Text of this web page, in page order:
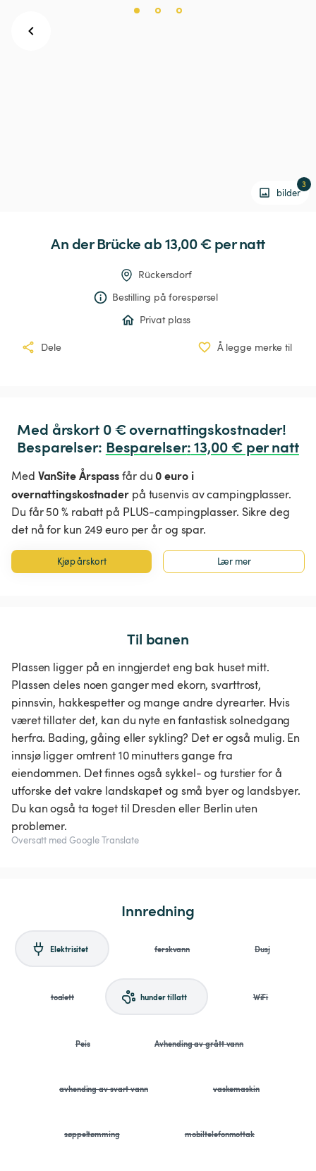
bilder
3
AnderBrücke ab 13,00 € per natt
Rückersdorf
Bestilling på forespørsel
Privat plass
Dele Å legge merke til
Med årskort 0 € overnattingskostnader!
Besparelser: Besparelser: 13,00 € per natt
Med VanSite Årspassfår du0 euro i
overnattingskostnaderpå tusenvis av campingplasser.
Du får 50 % rabatt på PLUS-campingplasser. Sikre deg
det nå for kun 249 euro per år og spar.
Kjøp årskort Lær mer
Til banen
Plassen ligger på en inngjerdet eng bak huset mitt.
Plassen deles noen ganger med ekorn, svarttrost,
pinnsvin, hakkespetter og mange andre dyrearter. Hvis
været tillater det, kan du nyte en fantastisk solnedgang
herfra. Bading, gåing eller sykling? Det er også mulig. En
innsjø ligger omtrent 10 minutters gange fra
eiendommen. Det finnes også sykkel- og turstier for å
utforske det vakre landskapet og små byer og landsbyer.
Du kan også ta toget til Dresden eller Berlin uten
problemer.
Oversatt med Google Translate
Innredning
Elektrisitet ferskvann Dusj
toalett hunder tillatt WiFi
Peis Avhending av grått vann
avhending av svart vann vaskemaskin
søppeltømming mobiltelefonmottak